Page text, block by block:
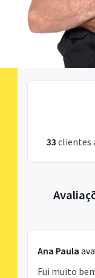
33 clientes
Ana Paula
Fui muito